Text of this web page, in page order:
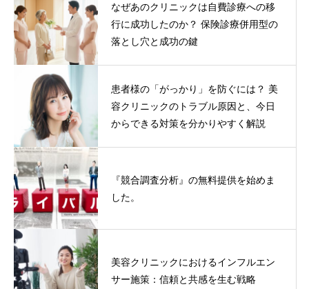
なぜあのクリニックは自費診療への移
行に成功したのか？ 保険診療併用型の
落とし穴と成功の鍵
患者様の「がっかり」を防ぐには？ 美
容クリニックのトラブル原因と、今日
からできる対策を分かりやすく解説
『競合調査分析』の無料提供を始めま
した。
美容クリニックにおけるインフルエン
サー施策：信頼と共感を生む戦略